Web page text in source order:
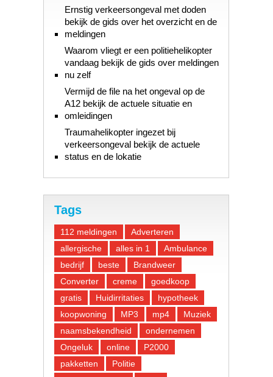
Ernstig verkeersongeval met doden
bekijk de gids over het overzicht en de
meldingen
Waarom vliegt er een politiehelikopter
vandaag bekijk de gids over meldingen
nu zelf
Vermijd de file na het ongeval op de
A12 bekijk de actuele situatie en
omleidingen
Traumahelikopter ingezet bij
verkeersongeval bekijk de actuele
status en de lokatie
Tags
112 meldingen
Adverteren
allergische
alles in 1
Ambulance
bedrijf
beste
Brandweer
Converter
creme
goedkoop
gratis
Huidirritaties
hypotheek
koopwoning
MP3 mp4
Muziek
naamsbekendheid
ondernemen
Ongeluk
online
P2000
pakketten
Politie